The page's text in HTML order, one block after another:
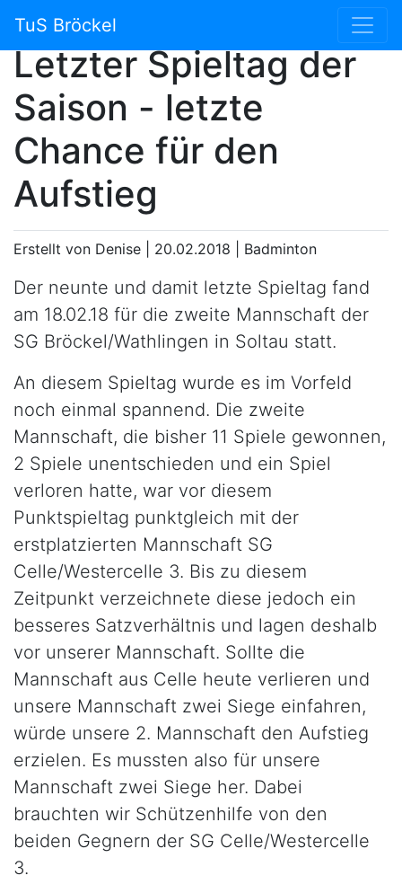
TuS Bröckel
2. Mannschaft:
Letzter Spieltag der
Saison - letzte
Chance für den
Aufstieg
Erstellt von Denise | 20.02.2018 Badminton
Der neunte und damit letzte Spieltag fand
am 18.02.18 für die zweite Mannschaft der
SG Bröckel/Wathlingen in Soltau statt.
An diesem Spieltag wurde es im Vorfeld
noch einmal spannend. Die zweite
Mannschaft, die bisher 11 Spiele gewonnen,
2 Spiele unentschieden und ein Spiel
verloren hatte, war vor diesem
Punktspieltag punktgleich mit der
erstplatzierten Mannschaft SG
Celle/Westercelle 3. Bis zu diesem
Zeitpunkt verzeichnete diese jedoch ein
besseres Satzverhältnis und lagen deshalb
vor unserer Mannschaft. Sollte die
Mannschaft aus Celle heute verlieren und
unsere Mannschaft zwei Siege einfahren,
würde unsere 2. Mannschaft den Aufstieg
erzielen. Es mussten also für unsere
Mannschaft zwei Siege her. Dabei
brauchten wir Schützenhilfe von den
beiden Gegnern der SG Celle/Westercelle
3.